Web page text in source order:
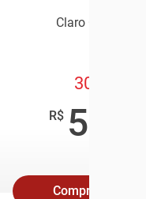
Claro Controle
30GB
R$ 59
Compre Online